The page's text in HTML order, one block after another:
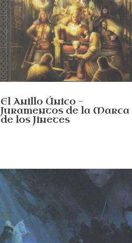
El Anillo Único –
Juramentos de la Marca
de los Jinetes